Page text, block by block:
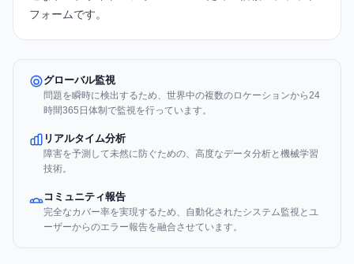
フォームです。
グローバル監視
問題を瞬時に検出するため、世界中の複数のロケーションから24
時間365日体制で監視を行っています。
リアルタイム分析
障害を予測して未然に防ぐための、高度なデータ分析と機械学習
技術。
コミュニティ報告
完全なカバー率を実現するため、自動化されたシステム監視とユ
ーザーからのエラー報告を融合させています。